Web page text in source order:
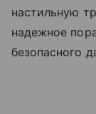
настильную
надежное
безопасного